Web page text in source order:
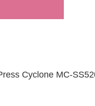
Cyclone MC-